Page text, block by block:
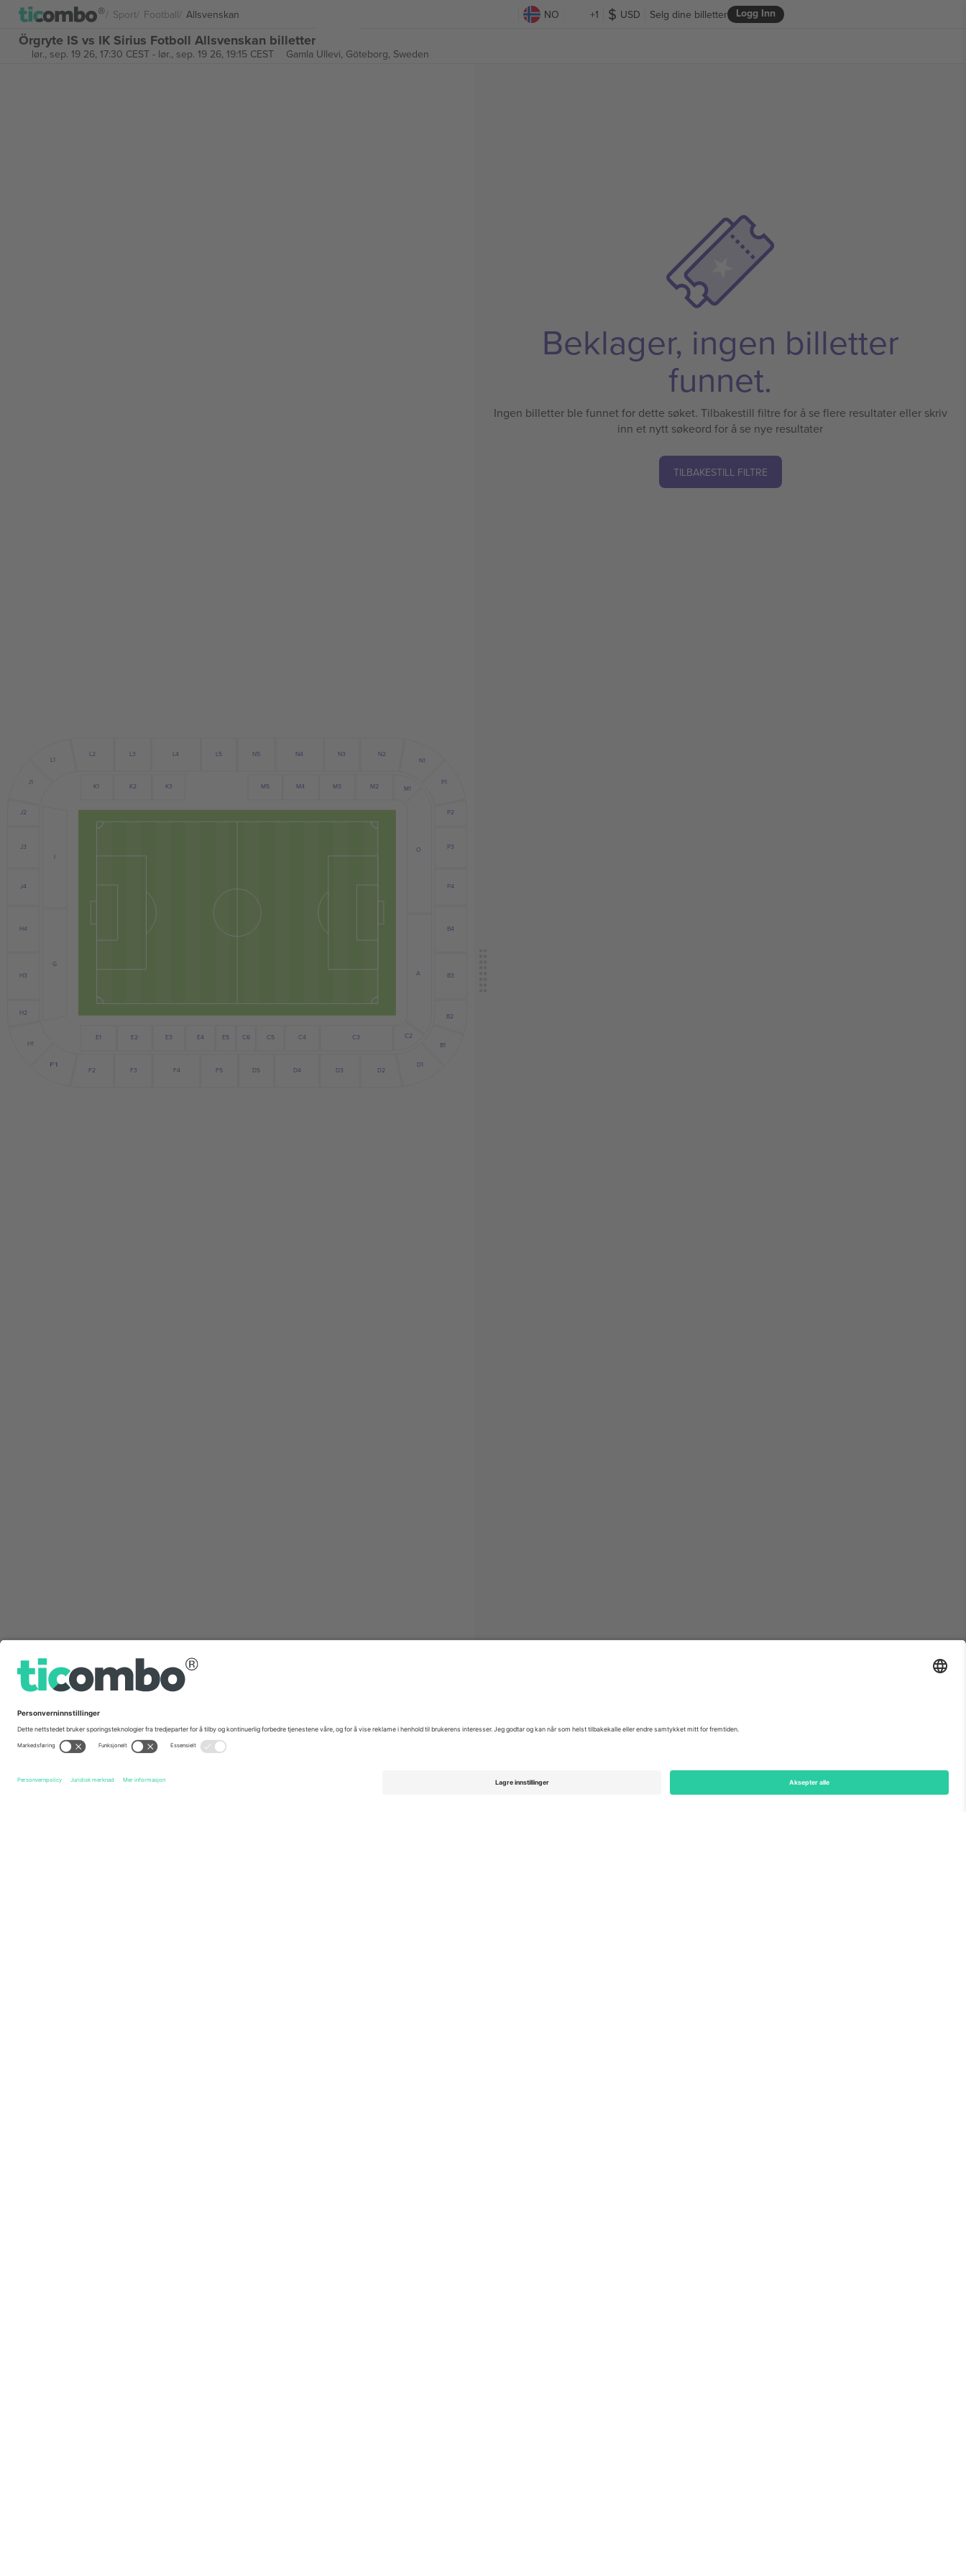
Sport Football Allsvenskan NO +1 USD Logg Inn
Selg dine billetter
Örgryte IS vs IK Sirius Fotboll Allsvenskan billetter
lør., sep. 19 26, 17:30 CEST- lør., sep. 19 26, 19:15 CEST Gamla Ullevi, Göteborg, Sweden
E1 E2 E3 E4 E5 C6 C5 C4 C3 C2
M1
M2
M3
M4
M5
K3
K2
K1
F1
F2 F3 F4 F5 D5 D4 D3 D2
D1
N1
N2
N3
N4
N5
L5
L4
L3
L2
L1
G
A
O
J1
J2
J3
J4
H4
H3
H2
H1 B1
B2
B3
B4
P4
P3
P2
P1
Beklager, ingen billetter
funnet.
Ingen billetter ble funnet for dette søket. Tilbakestill filtre for å se flere resultater eller skriv
inn et nytt søkeord for å se nye resultater
TILBAKESTILL FILTRE